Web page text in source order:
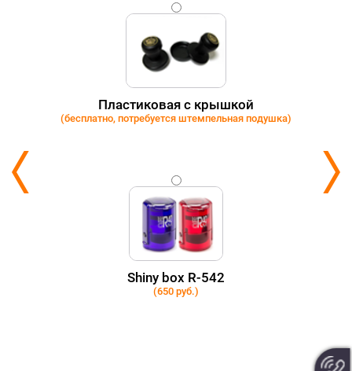
Пластиковая с крышкой
(бесплатно, потребуется штемпельная подушка)
Shiny box R-542
(650 руб.)